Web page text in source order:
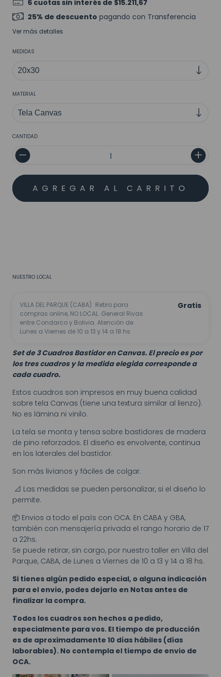
6 cuotas sin interés de $15.211,67
25% de descuento pagando con Transferencia
Ver más detalles
MEDIDAS
MATERIAL
CANTIDAD
NUESTRO LOCAL
VILLA DEL PARQUE (CABA) Retiro para
compras online, NO LOCAL. General Rivas
entre Condarco y Bolivia. Atención de
Lunes a Viernes de 10 a 13 y 14 a 18 hs.
Gratis
Set de 3 Cuadros Bastidor en Canvas. El precio es por
los tres cuadros y la medida elegida corresponde a
cada cuadro.
Estos cuadros son impresos en muy buena calidad
sobre tela Canvas (tiene una textura similar al lienzo).
No es lámina ni vinilo.
La tela se monta y tensa sobre bastidores de madera
de pino reforzados. El diseño es envolvente, continua
en los laterales del bastidor.
Son más livianos y fáciles de colgar.
📐 Las medidas se pueden personalizar, si el diseño lo
permite.
📦 Envios a todo el país con OCA. En CABA y GBA,
también con mensajería privada el rango horario de 17
a 22hs.
Se puede retirar, sin cargo, por nuestro taller en Villa del
Parque, CABA, de Lunes a Viernes de 10 a 13 y 14 a 18 hs.
Si tienes algún pedido especial, o alguna indicación
para el envio, podes dejarlo en Notas antes de
finalizar la compra.
Todos los cuadros son hechos a pedido,
especialmente para vos. El tiempo de producción
es de aproximadamente 10 días hábiles (días
laborables). No contempla el tiempo de envio de
OCA.